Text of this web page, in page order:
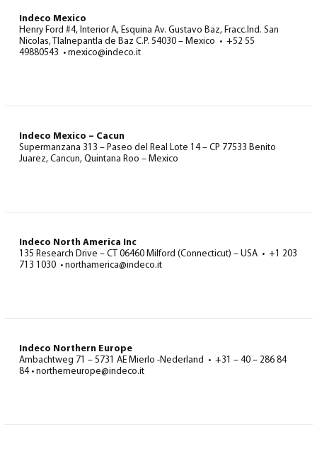
Indeco Mexico
Henry Ford #4, Interior A, Esquina Av. Gustavo Baz, Fracc.Ind. San
Nicolas, Tlalnepantla de Baz C.P. 54030 – Mexico • +52 55
49880543 • mexico@indeco.it
Indeco Mexico – Cacun
Supermanzana 313 – Paseo del Real Lote 14 – CP 77533 Benito
Juarez, Cancun, Quintana Roo – Mexico
Indeco North America Inc
135 Research Drive – CT 06460 Milford (Connecticut) – USA • +1 203
713 1030 • northamerica@indeco.it
Indeco Northern Europe
Ambachtweg 71 – 5731 AE Mierlo -Nederland • +31 – 40 – 286 84
84 • northerneurope@indeco.it